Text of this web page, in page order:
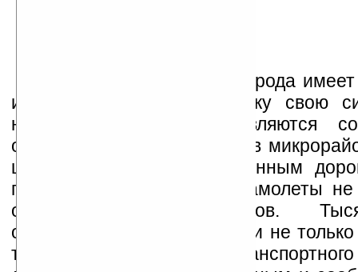
В любое время года природа
иногда показывать человеку свою
новостях регулярно появляются
обрыве силовых проводов в
целых городах. По занесенным
поезда и автомобили, а самолеты
обледеневших аэропортов.
оказываются не в состоянии не
точки назначения из-за